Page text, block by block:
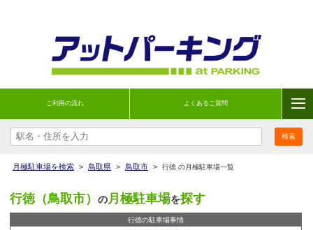
ご利用の流れ よくあるご質問
月極駐車場を検索 > 鳥取県 > 鳥取市 > 行徳 の月極駐車場一覧
行徳（鳥取市） の月極駐車場を探す
行徳の駐車場事情